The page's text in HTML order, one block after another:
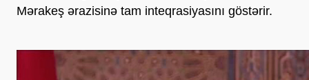
Mərakeş ərazisinə tam inteqrasiyasını göstərir.